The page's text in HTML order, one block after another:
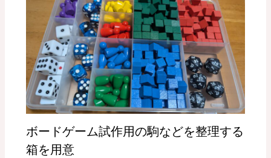
ボードゲーム試作用の駒などを整理する
箱を用意